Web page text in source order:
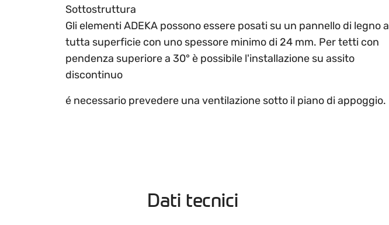
Sottostruttura
Gli elementi ADEKA possono essere posati su un pannello di legno a
tutta superficie con uno spessore minimo di 24 mm. Per tetti con
pendenza superiore a 30° è possibile l'installazione su assito
discontinuo
é necessario prevedere una ventilazione sotto il piano di appoggio.
Dati tecnici